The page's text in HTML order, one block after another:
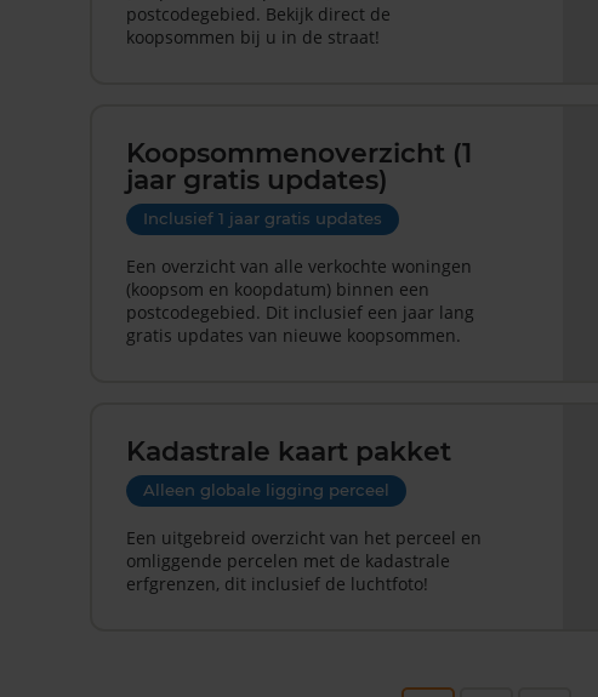
postcodegebied. Bekijk direct de
koopsommen bij u in de straat!
Koopsommenoverzicht (1
jaar gratis updates)
Inclusief 1 jaar gratis updates
Een overzicht van alle verkochte woningen
(koopsom en koopdatum) binnen een
postcodegebied. Dit inclusief een jaar lang
gratis updates van nieuwe koopsommen.
Kadastrale kaart pakket
Alleen globale ligging perceel
Een uitgebreid overzicht van het perceel en
omliggende percelen met de kadastrale
erfgrenzen, dit inclusief de luchtfoto!